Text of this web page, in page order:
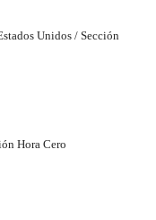
Unidos / Sección
Hora Cero